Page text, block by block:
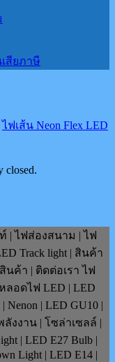
สียภาษี
ไฟเส้น Neon Flex LED
closed.
| ไฟส่องสนาม | ไฟ
Track light | สินค้า
นค้า | ติดต่อเรา ไฟ
ลอดไฟ LED | LED
| LED GU10 |
ลังงาน | โซล่าเซลล์ |
| LED E27 Bulb |
Light | LED E14 |